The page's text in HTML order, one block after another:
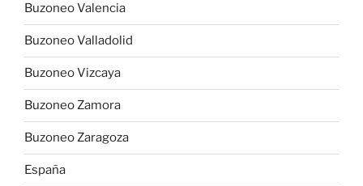
Buzoneo Valencia
Buzoneo Valladolid
Buzoneo Vizcaya
Buzoneo Zamora
Buzoneo Zaragoza
España